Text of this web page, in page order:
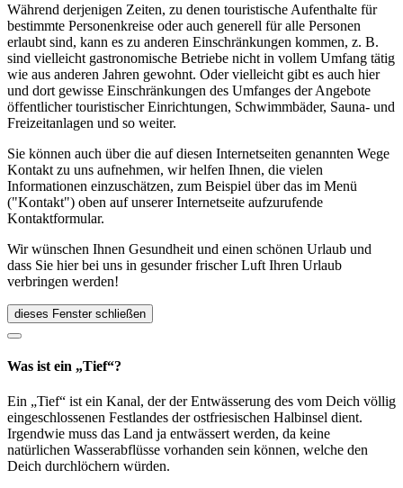
Während derjenigen Zeiten, zu denen touristische Aufenthalte für
bestimmte Personenkreise oder auch generell für alle Personen
erlaubt sind, kann es zu anderen Einschränkungen kommen, z. B.
sind vielleicht gastronomische Betriebe nicht in vollem Umfang tätig
wie aus anderen Jahren gewohnt. Oder vielleicht gibt es auch hier
und dort gewisse Einschränkungen des Umfanges der Angebote
öffentlicher touristischer Einrichtungen, Schwimmbäder, Sauna- und
Freizeitanlagen und so weiter.
Sie können auch über die auf diesen Internetseiten genannten Wege
Kontakt zu uns aufnehmen, wir helfen Ihnen, die vielen
Informationen einzuschätzen, zum Beispiel über das im Menü
("Kontakt") oben auf unserer Internetseite aufzurufende
Kontaktformular.
Wir wünschen Ihnen Gesundheit und einen schönen Urlaub und
dass Sie hier bei uns in gesunder frischer Luft Ihren Urlaub
verbringen werden!
dieses Fenster schließen
Was ist ein „Tief“?
Ein „Tief“ ist ein Kanal, der der Entwässerung des vom Deich völlig
eingeschlossenen Festlandes der ostfriesischen Halbinsel dient.
Irgendwie muss das Land ja entwässert werden, da keine
natürlichen Wasserabflüsse vorhanden sein können, welche den
Deich durchlöchern würden.